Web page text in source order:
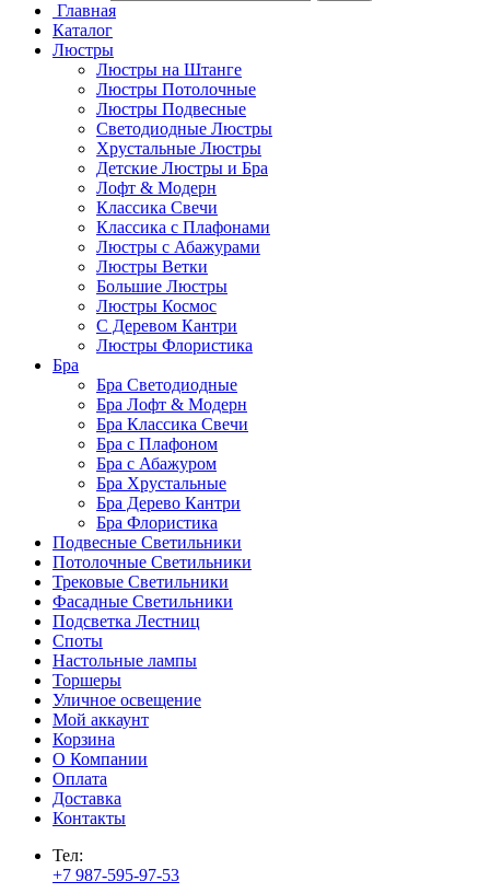
Главная
Каталог
Люстры
Люстры на Штанге
Люстры Потолочные
Люстры Подвесные
Светодиодные Люстры
Хрустальные Люстры
Детские Люстры и Бра
Лофт & Модерн
Классика Свечи
Классика с Плафонами
Люстры с Абажурами
Люстры Ветки
Большие Люстры
Люстры Космос
С Деревом Кантри
Люстры Флористика
Бра
Бра Светодиодные
Бра Лофт & Модерн
Бра Классика Свечи
Бра с Плафоном
Бра с Абажуром
Бра Хрустальные
Бра Дерево Кантри
Бра Флористика
Подвесные Светильники
Потолочные Светильники
Трековые Светильники
Фасадные Светильники
Подсветка Лестниц
Споты
Настольные лампы
Торшеры
Уличное освещение
Мой аккаунт
Корзина
О Компании
Оплата
Доставка
Контакты
Тел:
+7 987-595-97-53